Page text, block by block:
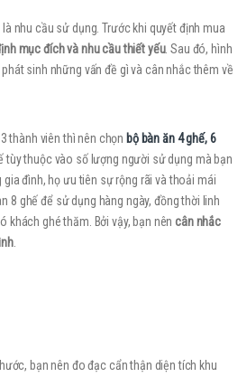
nhu cầu sử dụng. Trước khi quyết định mua
mục đích và nhu cầu thiết yếu. Sau đó, hình
sinh những vấn đề gì và cân nhắc thêm về
thành viên thì nên chọn bộ bàn ăn 4 ghế, 6
tùy thuộc vào số lượng người sử dụng mà bạn
đình, họ ưu tiên sự rộng rãi và thoải mái
8 ghế để sử dụng hàng ngày, đồng thời linh
khách ghé thăm. Bởi vậy, bạn nêncân nhắc
.
bạn nên đo đạc cẩn thận diện tích khu